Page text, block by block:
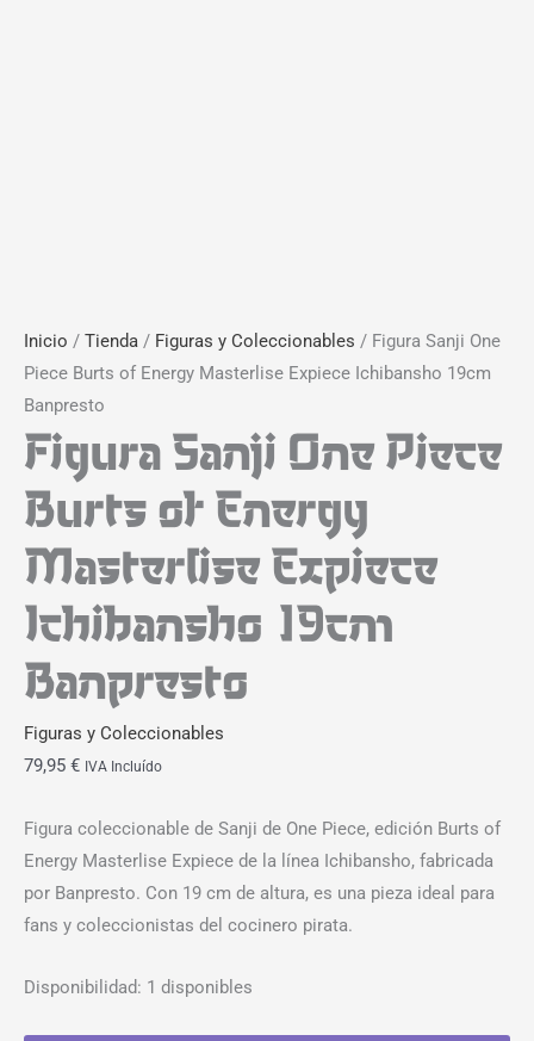
Inicio / Tienda / Figuras y Coleccionables / Figura Sanji One
Piece Burts of Energy Masterlise Expiece Ichibansho 19cm
Banpresto
Figura Sanji One Piece
Burts of Energy
Masterlise Expiece
Ichibansho 19cm
Banpresto
Figuras y Coleccionables
79,95 € IVA Incluído
Figura coleccionable de Sanji de One Piece, edición Burts of
Energy Masterlise Expiece de la línea Ichibansho, fabricada
por Banpresto. Con 19 cm de altura, es una pieza ideal para
fans y coleccionistas del cocinero pirata.
Disponibilidad: 1 disponibles